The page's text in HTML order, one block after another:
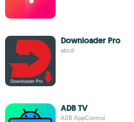
Downloader Pro
abcd
ADB TV
ADB AppControl